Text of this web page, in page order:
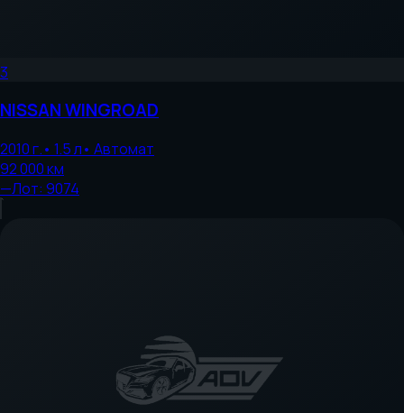
3
NISSANWINGROAD
2010г.• 1.5л• Автомат
92 000км
—Лот: 9074